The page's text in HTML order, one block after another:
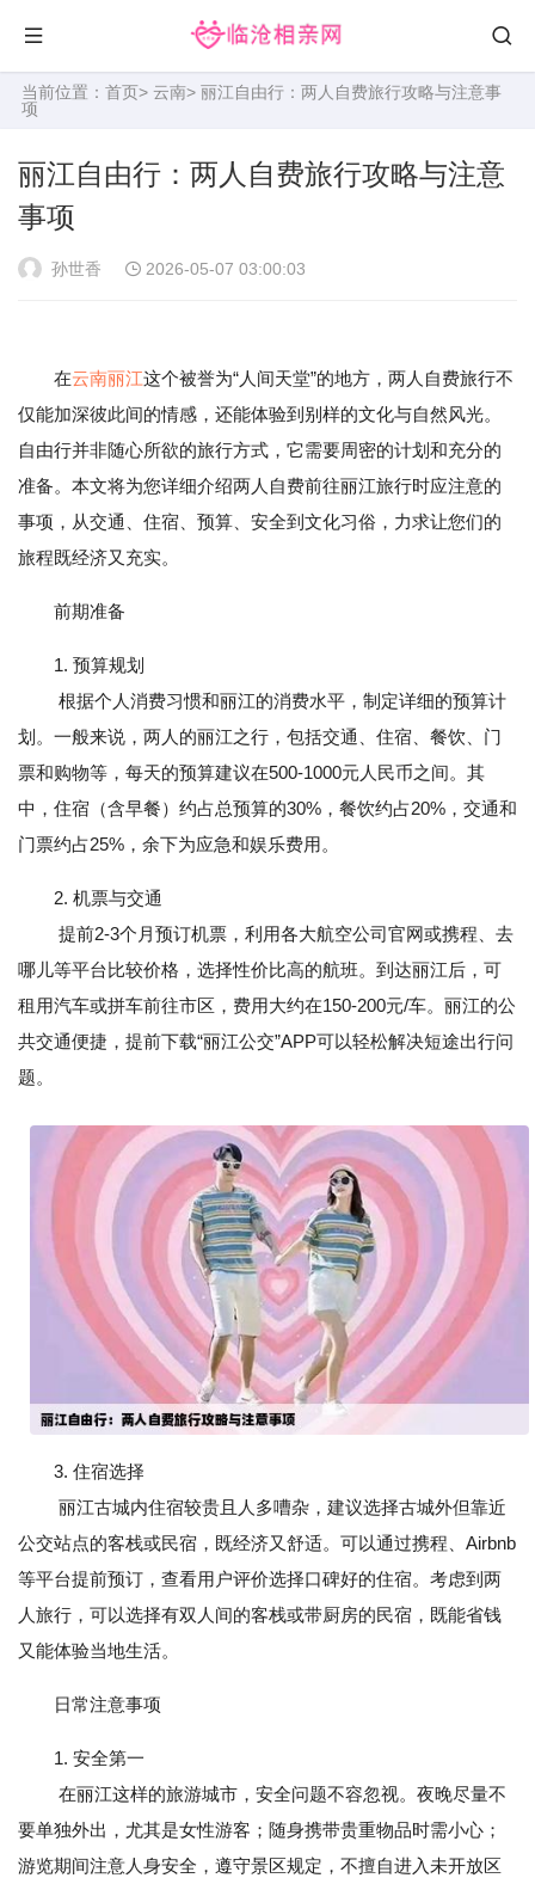
当前位置： 首页> 云南> 丽江自由行：两人自费旅行攻略与注意事
项
丽江自由行：两人自费旅行攻略与注意
事项
孙世香 2026-05-07 03:00:03
在云南丽江这个被誉为“人间天堂”的地方，两人自费旅行不
仅能加深彼此间的情感，还能体验到别样的文化与自然风光。
自由行并非随心所欲的旅行方式，它需要周密的计划和充分的
准备。本文将为您详细介绍两人自费前往丽江旅行时应注意的
事项，从交通、住宿、预算、安全到文化习俗，力求让您们的
旅程既经济又充实。
前期准备
1. 预算规划
根据个人消费习惯和丽江的消费水平，制定详细的预算计
划。一般来说，两人的丽江之行，包括交通、住宿、餐饮、门
票和购物等，每天的预算建议在500-1000元人民币之间。其
中，住宿（含早餐）约占总预算的30%，餐饮约占20%，交通和
门票约占25%，余下为应急和娱乐费用。
2. 机票与交通
提前2-3个月预订机票，利用各大航空公司官网或携程、去
哪儿等平台比较价格，选择性价比高的航班。到达丽江后，可
租用汽车或拼车前往市区，费用大约在150-200元/车。丽江的公
共交通便捷，提前下载“丽江公交”APP可以轻松解决短途出行问
题。
3. 住宿选择
丽江古城内住宿较贵且人多嘈杂，建议选择古城外但靠近
公交站点的客栈或民宿，既经济又舒适。可以通过携程、Airbnb
等平台提前预订，查看用户评价选择口碑好的住宿。考虑到两
人旅行，可以选择有双人间的客栈或带厨房的民宿，既能省钱
又能体验当地生活。
日常注意事项
1. 安全第一
在丽江这样的旅游城市，安全问题不容忽视。夜晚尽量不
要单独外出，尤其是女性游客；随身携带贵重物品时需小心；
游览期间注意人身安全，遵守景区规定，不擅自进入未开放区